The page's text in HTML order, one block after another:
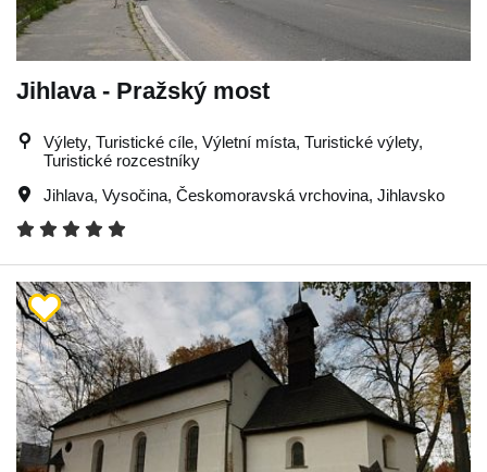
Jihlava - Pražský most
Výlety, Turistické cíle, Výletní místa, Turistické výlety,
Turistické rozcestníky
Jihlava, Vysočina, Českomoravská vrchovina, Jihlavsko